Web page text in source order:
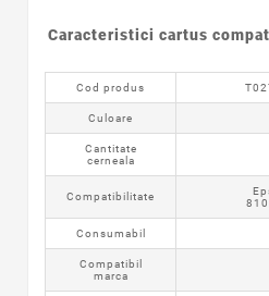
Caracteristici cartus
Cod produs
Culoare
Cantitate
cerneala
Compatibilitate
Consumabil
Compatibil
marca